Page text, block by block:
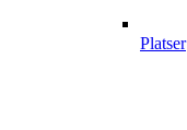
Platser